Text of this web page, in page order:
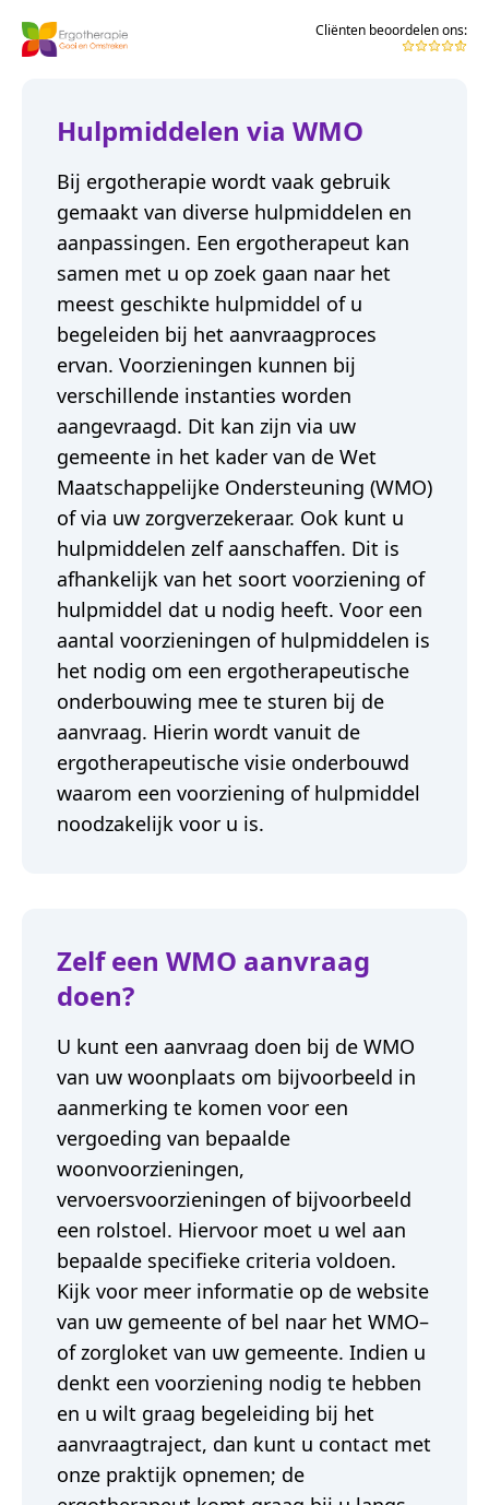
Cliënten beoordelen ons:
Hulpmiddelen via WMO
Bij ergotherapie wordt vaak gebruik
gemaakt van diverse hulpmiddelen en
aanpassingen. Een ergotherapeut kan
samen met u op zoek gaan naar het
meest geschikte hulpmiddel of u
begeleiden bij het aanvraagproces
ervan. Voorzieningen kunnen bij
verschillende instanties worden
aangevraagd. Dit kan zijn via uw
gemeente in het kader van de Wet
Maatschappelijke Ondersteuning (WMO)
of via uw zorgverzekeraar. Ook kunt u
hulpmiddelen zelf aanschaffen. Dit is
afhankelijk van het soort voorziening of
hulpmiddel dat u nodig heeft. Voor een
aantal voorzieningen of hulpmiddelen is
het nodig om een ergotherapeutische
onderbouwing mee te sturen bij de
aanvraag. Hierin wordt vanuit de
ergotherapeutische visie onderbouwd
waarom een voorziening of hulpmiddel
noodzakelijk voor u is.
Zelf een WMO aanvraag
doen?
U kunt een aanvraag doen bij de WMO
van uw woonplaats om bijvoorbeeld in
aanmerking te komen voor een
vergoeding van bepaalde
woonvoorzieningen,
vervoersvoorzieningen of bijvoorbeeld
een rolstoel. Hiervoor moet u wel aan
bepaalde specifieke criteria voldoen.
Kijk voor meer informatie op de website
van uw gemeente of bel naar het WMO–
of zorgloket van uw gemeente. Indien u
denkt een voorziening nodig te hebben
en u wilt graag begeleiding bij het
aanvraagtraject, dan kunt u contact met
onze praktijk opnemen; de